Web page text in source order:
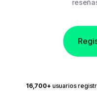
16,700+ usuarios